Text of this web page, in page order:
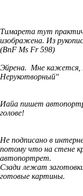
Тимарета тут
изображена. Из
(BnF Ms Fr 598)
Эйрена. Мне
Нерукотворный"
Иайа пишет
голове!
Не подписано в
потому что на стене
автопортрет.
Сзади лежат
готовые картины.